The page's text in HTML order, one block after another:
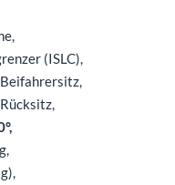
(ISLC),